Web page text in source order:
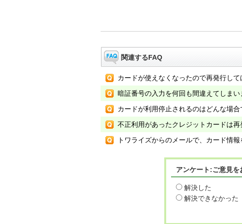
関連するFAQ
カードが使えなくなったので再発行し
暗証番号の入力を何回も間違えてしまい
カードが利用停止されるのはどんな場合
不正利用があったクレジットカードは
トワライズからのメールで、カード情
アンケート:ご意見を
解決した
解決できなかった